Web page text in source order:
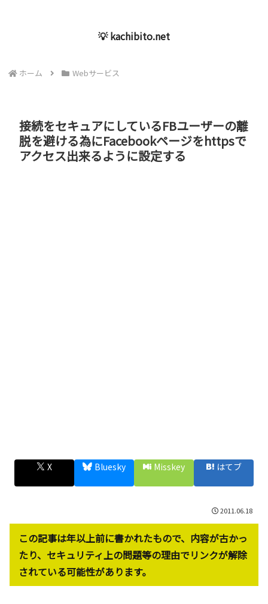
💡 kachibito.net
ホーム Webサービス
接続をセキュアにしているFBユーザーの離
脱を避ける為にFacebookページをhttpsで
アクセス出来るように設定する
X Bluesky Misskey はてブ
2011.06.18
この記事は年以上前に書かれたもので、内容が古かっ
たり、セキュリティ上の問題等の理由でリンクが解除
されている可能性があります。